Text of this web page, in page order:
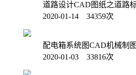
道路设计CAD图纸之道路
2020-01-14 34359次
配电箱系统图CAD机械制图
2020-01-03 33816次